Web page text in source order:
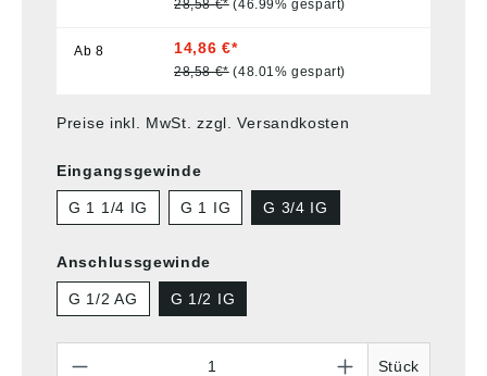
28,58 €* (46.99% gespart)
Ab 8 14,86 €*
28,58 €* (48.01% gespart)
Preise inkl. MwSt. zzgl. Versandkosten
Eingangsgewinde
G 1 1/4 IG G 1 IG G 3/4 IG
Anschlussgewinde
G 1/2 AG G 1/2 IG
Stück